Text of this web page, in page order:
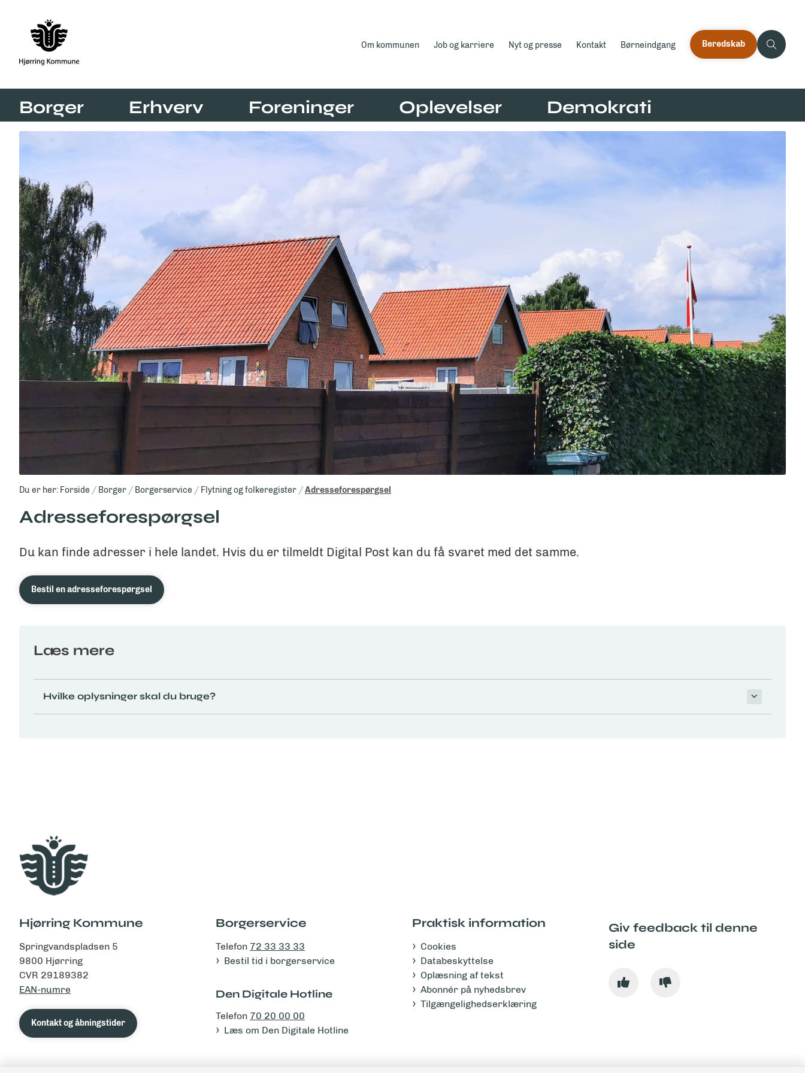
Om kommunen Job og karriere Nyt og presse Kontakt Børneindgang Beredskab
Borger Erhverv Foreninger Oplevelser Demokrati
Du er her: Forside Borger Borgerservice Flytning og folkeregister Adresseforespørgsel
Adresseforespørgsel
Du kan finde adresser i hele landet. Hvis du er tilmeldt Digital Post kan du få svaret med det samme.
Bestil en adresseforespørgsel
Læs mere
Hvilke oplysninger skal du bruge?
Hjørring Kommune
Springvandspladsen 5
9800 Hjørring
CVR 29189382
EAN-numre
Kontakt og åbningstider
Borgerservice
Telefon 72 33 33 33
Bestil tid i borgerservice
Den Digitale Hotline
Telefon 70 20 00 00
Læs om Den Digitale Hotline
Praktisk information
Cookies
Databeskyttelse
Oplæsning af tekst
Abonnér på nyhedsbrev
Tilgængelighedserklæring
Giv feedback til denne
side